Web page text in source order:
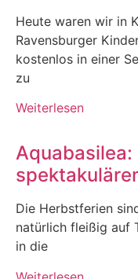
Heute waren wir in
Ravensburger
kostenlos in einer
zu
Weiterlesen
Die Herbstferien
natürlich fleißig auf
in die